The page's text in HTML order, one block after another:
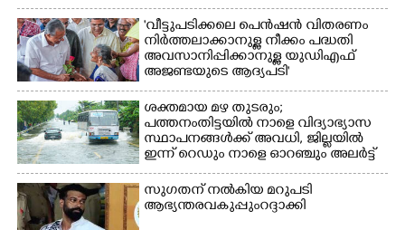
'വീട്ടുപടിക്കലെ പെൻഷൻ വിതരണം
നിർത്തലാക്കാനുള്ള നീക്കം പദ്ധതി
അവസാനിപ്പിക്കാനുള്ള യുഡിഎഫ്
അജണ്ടയുടെ ആദ്യപടി'
ശക്തമായ മഴ തുടരും;
പത്തനംതിട്ടയിൽ നാളെ വിദ്യാഭ്യാസ
സ്ഥാപനങ്ങൾക്ക് അവധി,​ ജില്ലയിൽ
ഇന്ന് റെ‌ഡും നാളെ ഓറഞ്ചും അലർട്ട്
സുഗതന് നൽകിയ മറുപടി
ആഭ്യന്തരവകുപ്പും റദ്ദാക്കി